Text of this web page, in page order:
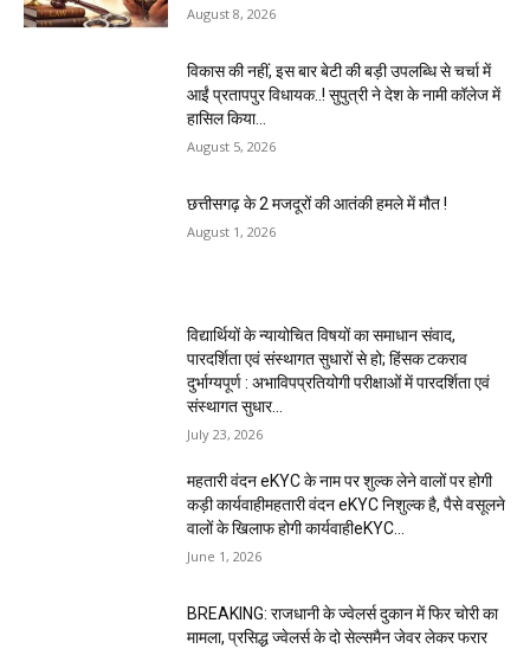
August 8, 2026
विकास की नहीं, इस बार बेटी की बड़ी उपलब्धि से चर्चा में
आईं प्रतापपुर विधायक..! सुपुत्री ने देश के नामी कॉलेज में
हासिल किया...
August 5, 2026
छत्तीसगढ़ के 2 मजदूरों की आतंकी हमले में मौत !
August 1, 2026
विद्यार्थियों के न्यायोचित विषयों का समाधान संवाद,
पारदर्शिता एवं संस्थागत सुधारों से हो; हिंसक टकराव
दुर्भाग्यपूर्ण : अभाविपप्रतियोगी परीक्षाओं में पारदर्शिता एवं
संस्थागत सुधार...
July 23, 2026
महतारी वंदन eKYC के नाम पर शुल्क लेने वालों पर होगी
कड़ी कार्यवाहीमहतारी वंदन eKYC निशुल्क है, पैसे वसूलने
वालों के खिलाफ होगी कार्यवाहीeKYC...
June 1, 2026
BREAKING: राजधानी के ज्वेलर्स दुकान में फिर चोरी का
मामला, प्रसिद्ध ज्वेलर्स के दो सेल्समैन जेवर लेकर फरार